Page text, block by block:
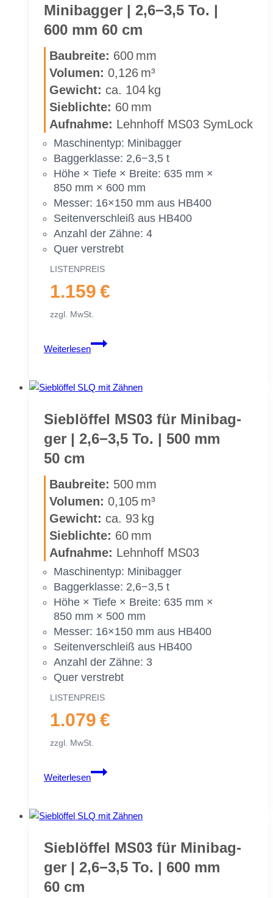
Mi­ni­bag­ger | 2,6−3,5 To. |
600 mm 60 cm
Bau­brei­te: 600 mm
Vo­lu­men: 0,126 m³
Ge­wicht: ca. 104 kg
Sieb­lich­te: 60 mm
Auf­nah­me: Lehn­hoff MS03 Sym­Lock
Ma­schi­nen­typ: Mi­ni­bag­ger
Bag­ger­klas­se: 2,6−3,5 t
Höhe × Tie­fe × Brei­te: 635 mm ×
850 mm × 600 mm
Mes­ser: 16×150 mm aus HB400
Sei­ten­ver­schleiß aus HB400
An­zahl der Zäh­ne: 4
Quer ver­strebt
LIS­TEN­PREIS
1.159 €
zzgl. MwSt.
Weiterlesen
Sieb­
löf­
MS03
Lock
Mi­
ger
|
2,6−3,5 To.
|
600 mm
Sieb­löf­fel MS03 für Mi­ni­bag­
ger | 2,6−3,5 To. | 500 mm
50 cm
Bau­brei­te: 500 mm
Vo­lu­men: 0,105 m³
Ge­wicht: ca. 93 kg
Sieb­lich­te: 60 mm
Auf­nah­me: Lehn­hoff MS03
Ma­schi­nen­typ: Mi­ni­bag­ger
Bag­ger­klas­se: 2,6−3,5 t
Höhe × Tie­fe × Brei­te: 635 mm ×
850 mm × 500 mm
Mes­ser: 16×150 mm aus HB400
Sei­ten­ver­schleiß aus HB400
An­zahl der Zäh­ne: 3
Quer ver­strebt
LIS­TEN­PREIS
1.079 €
zzgl. MwSt.
Weiterlesen
Sieb­
löf­
MS03
Mi­
bag­
Sieb­löf­fel MS03 für Mi­ni­bag­
ger | 2,6−3,5 To. | 600 mm
60 cm